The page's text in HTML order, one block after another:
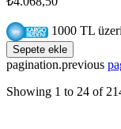
1000 TL
Sepete ekle
pagination.previous
Showing 1 to 24 of